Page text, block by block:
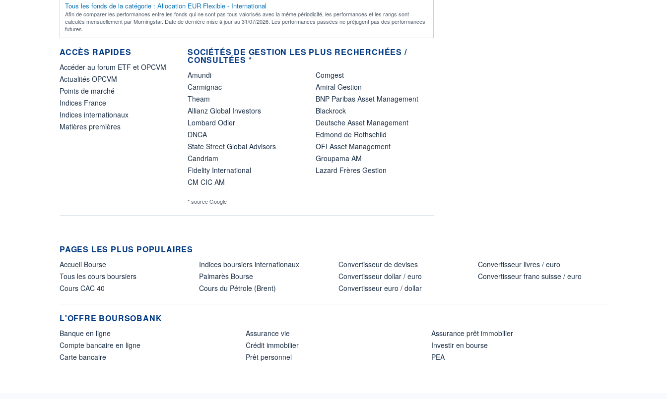
Tous les fonds de la catégorie : Allocation EUR Flexible - International
Afin de comparer les performances entre les fonds qui ne sont pas tous valorisés avec la même périodicité, les performances et les rangs sont
calculés mensuellement par Morningstar. Date de dernière mise à jour au 31/07/2026. Les performances passées ne préjugent pas des performances
futures.
ACCÈS RAPIDES
Accéder au forum ETF et OPCVM
Actualités OPCVM
Points de marché
Indices France
Indices internationaux
Matières premières
SOCIÉTÉS DE GESTION LES PLUS RECHERCHÉES /
CONSULTÉES *
Amundi
Carmignac
Theam
Allianz Global Investors
Lombard Odier
DNCA
State Street Global Advisors
Candriam
Fidelity International
CM CIC AM
Comgest
Amiral Gestion
BNP Paribas Asset Management
Blackrock
Deutsche Asset Management
Edmond de Rothschild
OFI Asset Management
Groupama AM
Lazard Frères Gestion
* source Google
PAGES LES PLUS POPULAIRES
Accueil Bourse
Tous les cours boursiers
Cours CAC 40
Indices boursiers internationaux
Palmarès Bourse
Cours du Pétrole (Brent)
Convertisseur de devises
Convertisseur dollar / euro
Convertisseur euro / dollar
Convertisseur livres / euro
Convertisseur franc suisse / euro
L'OFFRE BOURSOBANK
Banque en ligne
Compte bancaire en ligne
Carte bancaire
Assurance vie
Crédit immobilier
Prêt personnel
Assurance prêt immobilier
Investir en bourse
PEA